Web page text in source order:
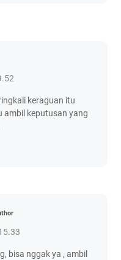
keraguan itu
ambil keputusan yang
bisa nggak ya , ambil